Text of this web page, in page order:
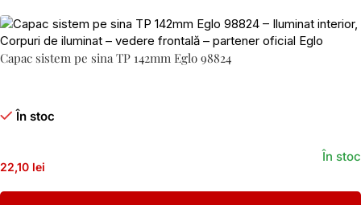
Capac sistem pe sina TP 142mm Eglo 98824
În stoc
22,10 lei
În stoc